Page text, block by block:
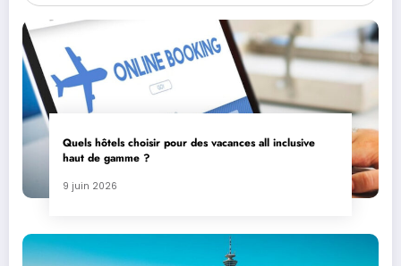
Quels hôtels choisir pour des vacances all inclusive
haut de gamme ?
9 juin 2026